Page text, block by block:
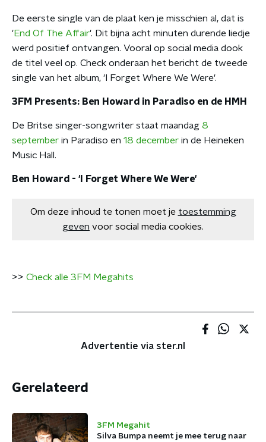
De eerste single van de plaat ken je misschien al, dat is
'End Of The Affair'. Dit bijna acht minuten durende liedje
werd positief ontvangen. Vooral op social media dook
de titel veel op. Check onderaan het bericht de tweede
single van het album, 'I Forget Where We Were'.
3FM Presents: Ben Howard in Paradiso en de HMH
De Britse singer-songwriter staat maandag 8
september in Paradiso en 18 december in de Heineken
Music Hall.
Ben Howard - 'I Forget Where We Were'
Om deze inhoud te tonen moet je toestemming
geven voor social media cookies.
>> Check alle 3FM Megahits
Advertentie via ster.nl
Gerelateerd
3FM Megahit
Silva Bumpa neemt je mee terug naar